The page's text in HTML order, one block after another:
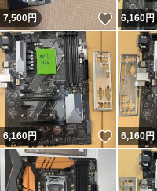
7,500円 いいね
6,160円
6,160円 いいね
6,160円